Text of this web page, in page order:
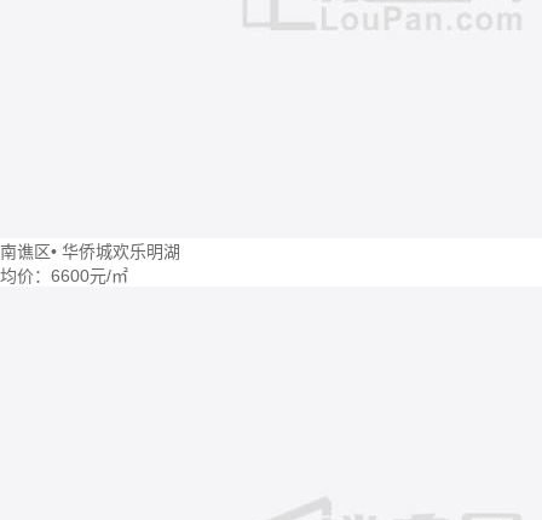
南谯区• 华侨城欢乐明湖
均价： 6600元/㎡